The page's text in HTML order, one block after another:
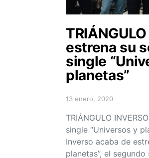
estrena su
single
planetas”
Posted on
13 enero, 2020
TRIÁNGULO
single “Universos y
Inverso acaba de
planetas”, el